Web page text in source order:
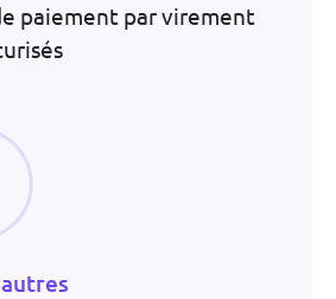
paiement par virement